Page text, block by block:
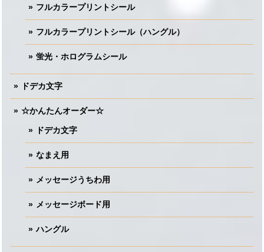
フルカラープリントシール
フルカラープリントシール（ハングル）
蛍光・ホログラムシール
ドデカ文字
☆かんたんオーダー☆
ドデカ文字
なまえ用
メッセージうちわ用
メッセージボード用
ハングル